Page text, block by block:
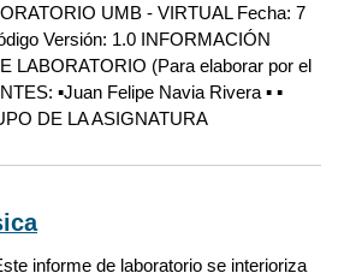
UMB - VIRTUAL Fecha: 7
Versión: 1.0 INFORMACIÓN
LABORATORIO (Para elaborar por el
▪Juan Felipe Navia Rivera ▪ ▪
DE LA ASIGNATURA
informe de laboratorio se interioriza